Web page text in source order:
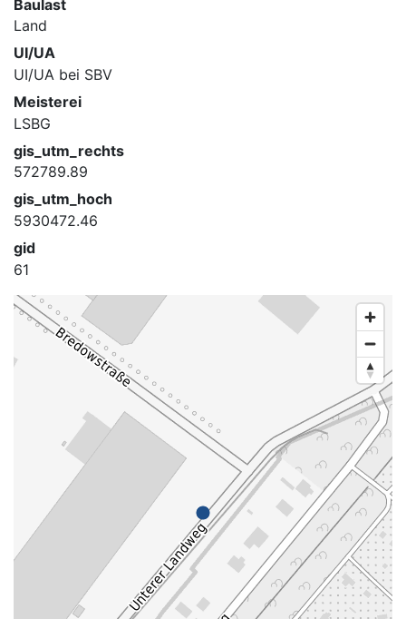
Baulast
Land
UI/UA
UI/UA bei SBV
Meisterei
LSBG
gis_utm_rechts
572789.89
gis_utm_hoch
5930472.46
gid
61